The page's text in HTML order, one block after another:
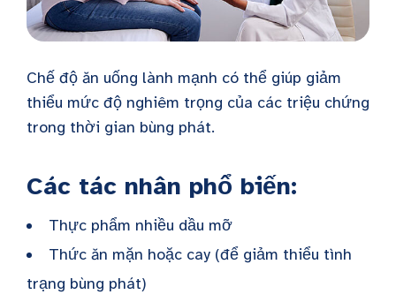
Chế độ ăn uống lành mạnh có thể giúp giảm
thiểu mức độ nghiêm trọng của các triệu chứng
trong thời gian bùng phát.
Các tác nhân phổ biến:
Thực phẩm nhiều dầu mỡ
Thức ăn mặn hoặc cay (để giảm thiểu tình
trạng bùng phát)